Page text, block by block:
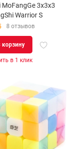
MoFangGe 3x3x3
Warrior S
8 отзывов
корзину
в 1 клик